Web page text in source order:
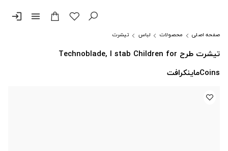
menu
login
صفحه اصلی محصولات لباس تیشرت
تیشرت طرح Technoblade, I stab Children for
Coinsماینکرافت